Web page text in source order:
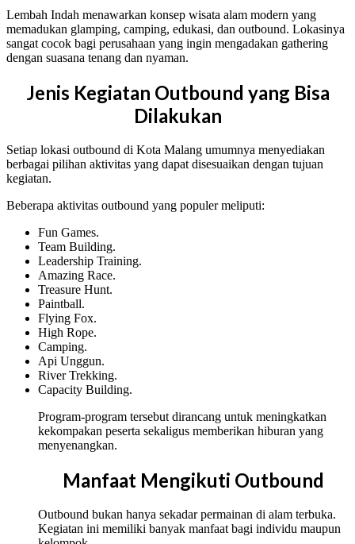
Lembah Indah menawarkan konsep wisata alam modern yang
memadukan glamping, camping, edukasi, dan outbound. Lokasinya
sangat cocok bagi perusahaan yang ingin mengadakan gathering
dengan suasana tenang dan nyaman.
Jenis Kegiatan Outbound yang Bisa
Dilakukan
Setiap lokasi outbound di Kota Malang umumnya menyediakan
berbagai pilihan aktivitas yang dapat disesuaikan dengan tujuan
kegiatan.
Beberapa aktivitas outbound yang populer meliputi:
Fun Games.
Team Building.
Leadership Training.
Amazing Race.
Treasure Hunt.
Paintball.
Flying Fox.
High Rope.
Camping.
Api Unggun.
River Trekking.
Capacity Building.
Program-program tersebut dirancang untuk meningkatkan
kekompakan peserta sekaligus memberikan hiburan yang
menyenangkan.
Manfaat Mengikuti Outbound
Outbound bukan hanya sekadar permainan di alam terbuka.
Kegiatan ini memiliki banyak manfaat bagi individu maupun